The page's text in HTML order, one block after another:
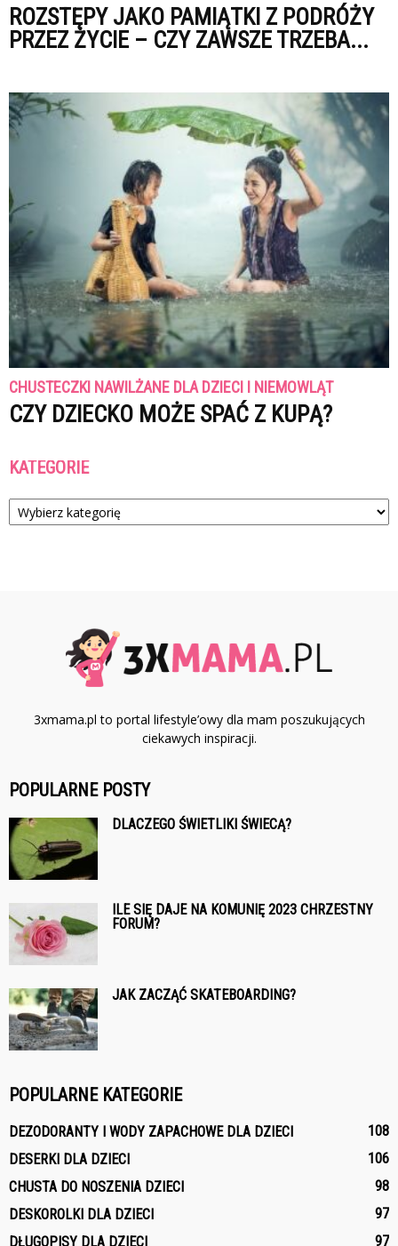
ROZSTĘPY JAKO PAMIĄTKI Z PODRÓŻY
PRZEZ ŻYCIE – CZY ZAWSZE TRZEBA...
CHUSTECZKI NAWILŻANE DLA DZIECI I NIEMOWLĄT
CZY DZIECKO MOŻE SPAĆ Z KUPĄ?
KATEGORIE
Kategorie
3xmama.pl to portal lifestyle’owy dla mam poszukujących
ciekawych inspiracji.
POPULARNE POSTY
DLACZEGO ŚWIETLIKI ŚWIECĄ?
ILE SIĘ DAJE NA KOMUNIĘ 2023 CHRZESTNY
FORUM?
JAK ZACZĄĆ SKATEBOARDING?
POPULARNE KATEGORIE
DEZODORANTY I WODY ZAPACHOWE DLA DZIECI
108
DESERKI DLA DZIECI
106
CHUSTA DO NOSZENIA DZIECI
98
DESKOROLKI DLA DZIECI
97
DŁUGOPISY DLA DZIECI
97